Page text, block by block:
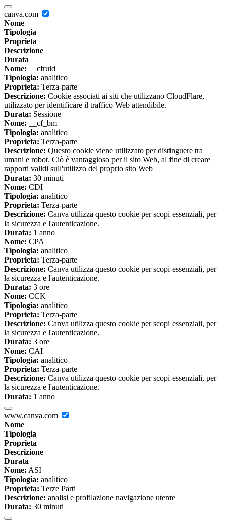
canva.com
Nome
Tipologia
Proprieta
Descrizione
Durata
Nome: __cfruid
Tipologia: analitico
Proprieta: Terza-parte
Descrizione: Cookie associati ai siti che utilizzano CloudFlare,
utilizzato per identificare il traffico Web attendibile.
Durata: Sessione
Nome: __cf_bm
Tipologia: analitico
Proprieta: Terza-parte
Descrizione: Questo cookie viene utilizzato per distinguere tra
umani e robot. Ciò è vantaggioso per il sito Web, al fine di creare
rapporti validi sull'utilizzo del proprio sito Web
Durata: 30 minuti
Nome: CDI
Tipologia: analitico
Proprieta: Terza-parte
Descrizione: Canva utilizza questo cookie per scopi essenziali, per
la sicurezza e l'autenticazione.
Durata: 1 anno
Nome: CPA
Tipologia: analitico
Proprieta: Terza-parte
Descrizione: Canva utilizza questo cookie per scopi essenziali, per
la sicurezza e l'autenticazione.
Durata: 3 ore
Nome: CCK
Tipologia: analitico
Proprieta: Terza-parte
Descrizione: Canva utilizza questo cookie per scopi essenziali, per
la sicurezza e l'autenticazione.
Durata: 3 ore
Nome: CAI
Tipologia: analitico
Proprieta: Terza-parte
Descrizione: Canva utilizza questo cookie per scopi essenziali, per
la sicurezza e l'autenticazione.
Durata: 1 anno
www.canva.com
Nome
Tipologia
Proprieta
Descrizione
Durata
Nome: ASI
Tipologia: analitico
Proprieta: Terze Parti
Descrizione: analisi e profilazione navigazione utente
Durata: 30 minuti